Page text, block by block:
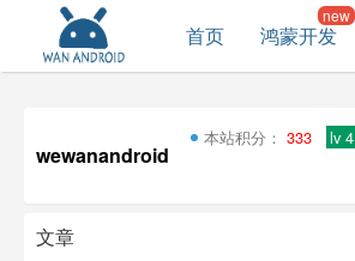
首页 鸿蒙开发
wewanandroid
本站积分： 333 lv 4
文章